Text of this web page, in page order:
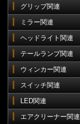
グリップ関連
ミラー関連
ヘッドライト関連
テールランプ関連
ウィンカー関連
スイッチ関連
LED関連
エアクリーナー関連